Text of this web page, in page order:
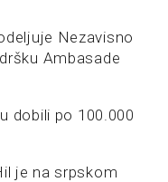
Nezavisno
Ambasade
dobili po 100.000
je na srpskom